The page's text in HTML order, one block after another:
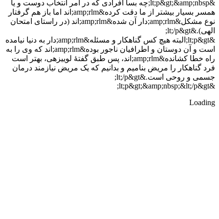
&lt;p&gt;&amp;nbsp;چه بسا افرادی که در امر انتخاب دوست و یا
همسر بسیار بیشتر از ما دقت کرده&amp;rlm;اند اما باز هم گرفتار
نوع مشکل&amp;rlm;دار آن شده&amp;rlm;اند (در راستای امتحان
الهی).&lt;/p&gt;
&lt;p&gt;البته هیچ کس گناهکار و مسئله&amp;rlm;دار به دنیا نیامده
است و آن دوستان و اطرافیان ناجور بوده&amp;rlm;اند که وی را به
راه خطا کشانده&amp;rlm;اند، پس طبق گفتۀ لوییزهی، بهتر است
فرد گناهکار را مریض بنامیم و بدانیم که یک مریض نیازمند درمان
جسمی و روحی است.&lt;/p&gt;
&lt;p&gt;&amp;nbsp;&lt;/p&gt;
Loading